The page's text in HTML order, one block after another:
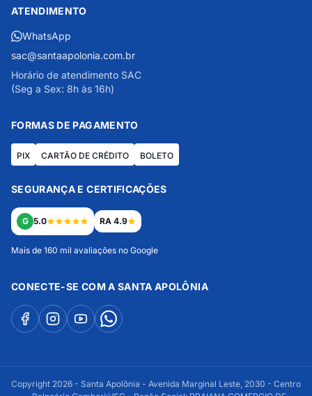
ATENDIMENTO
WhatsApp
sac@santaapolonia.com.br
Horário de atendimento SAC
(Seg a Sex: 8h às 16h)
FORMAS DE PAGAMENTO
PIX CARTÃO DE CRÉDITO BOLETO
SEGURANÇA E CERTIFICAÇÕES
G 5.0 RA 4.9
Mais de 160 mil avaliações no Google
CONECTE-SE COM A SANTA APOLÔNIA
Copyright 2026 - Santa Apolônia - Avenida Marginal Leste, 2030 - Centro